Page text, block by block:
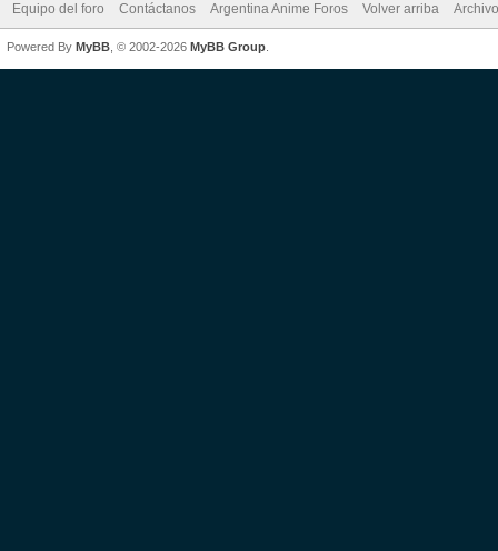
Equipo del foro Contáctanos Argentina Anime Foros Volver arriba
Powered By MyBB , © 2002-2026 MyBB Group